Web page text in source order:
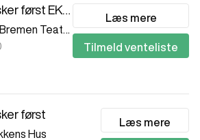
Sæt mennesker først EKSTRA
Bremen Teater
Læs mere
Tilmeld venteliste
først
Hus
Læs mere